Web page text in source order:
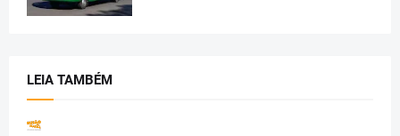
LEIA TAMBÉM